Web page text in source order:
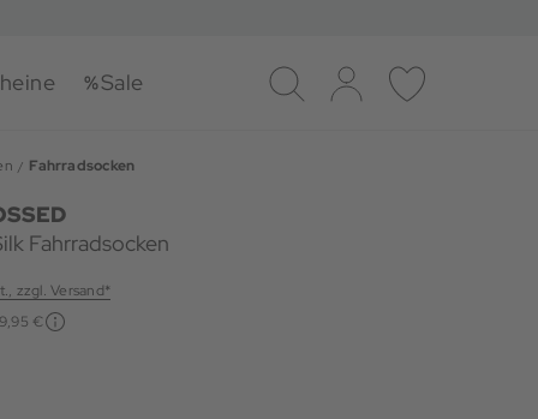
Sale
Suche Log-in Merkliste
Fahrradsocken
Fahrradsocken
zzgl. Versand*
€